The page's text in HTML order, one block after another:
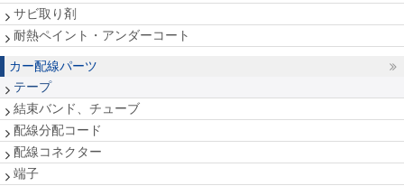
サビ取り剤
耐熱ペイント・アンダーコート
カー配線パーツ
テープ
結束バンド、チューブ
配線分配コード
配線コネクター
端子